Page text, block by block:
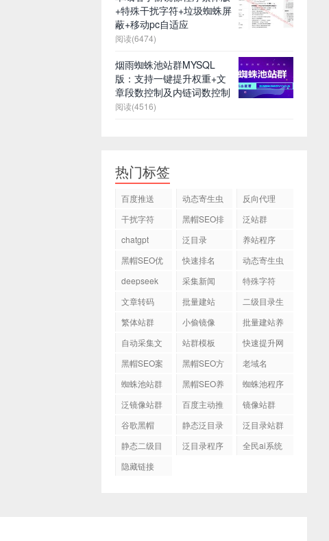
+特殊干扰字符+垃圾蜘蛛屏
蔽+移动pc自适应
阅读(6474)
烟雨蜘蛛池站群MYSQL
版：支持一键提升权重+文
章段数控制及内链词数控制
阅读(4516)
热门标签
百度推送 动态寄生虫
反向代理
干扰字符
黑帽SEO排
泛站群
chatgpt
泛目录
养站程序
黑帽SEO优
快速排名
动态寄生虫
deepseek 采集新闻
特殊字符
文章转码
批量建站
二级目录生
繁体站群 小偷镜像
批量建站养
自动采集文
站群模板
快速提升网
黑帽SEO案
黑帽SEO方
老域名
蜘蛛池站群
黑帽SEO养
蜘蛛池程序
泛镜像站群
百度主动推
镜像站群
谷歌黑帽
静态泛目录
泛目录站群
静态二级目
泛目录程序
全民ai系统
隐藏链接